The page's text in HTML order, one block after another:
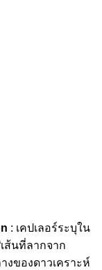
: เคปเลอร์ระบุใน
ส้นที่ลากจาก
งของดาวเคราะห์